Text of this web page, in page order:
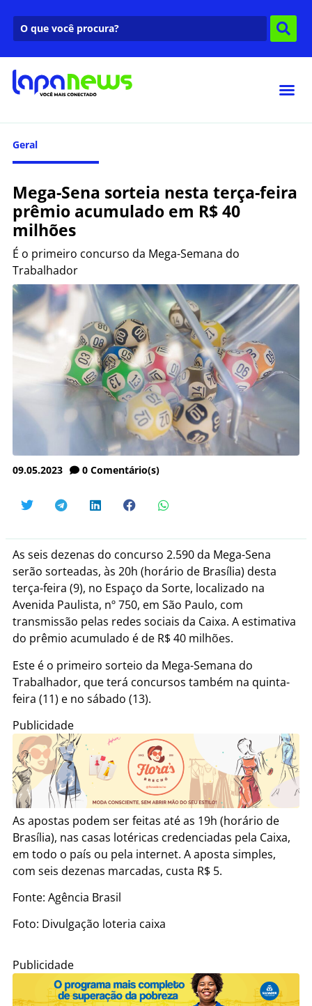
Geral
Mega-Sena sorteia nesta terça-feira
prêmio acumulado em R$ 40
milhões
É o primeiro concurso da Mega-Semana do
Trabalhador
09.05.2023 0 Comentário(s)
As seis dezenas do concurso 2.590 da Mega-Sena
serão sorteadas, às 20h (horário de Brasília) desta
terça-feira (9), no Espaço da Sorte, localizado na
Avenida Paulista, nº 750, em São Paulo, com
transmissão pelas redes sociais da Caixa. A estimativa
do prêmio acumulado é de R$ 40 milhões.
Este é o primeiro sorteio da Mega-Semana do
Trabalhador, que terá concursos também na quinta-
feira (11) e no sábado (13).
Publicidade
As apostas podem ser feitas até as 19h (horário de
Brasília), nas casas lotéricas credenciadas pela Caixa,
em todo o país ou pela internet. A aposta simples,
com seis dezenas marcadas, custa R$ 5.
Fonte: Agência Brasil
Foto: Divulgação loteria caixa
Publicidade